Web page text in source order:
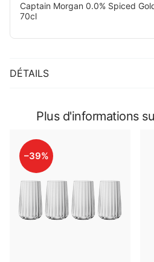
Captain Morgan 0.0% Spiced
70cl
DÉTAILS
Plus d'informations
–39%